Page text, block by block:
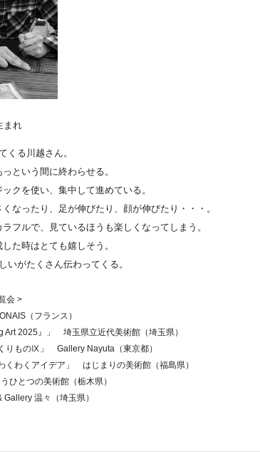
syu
障害者
センター
ま福祉会
まれ
くる川越さん。
という間に終わらせる。
クを使い、集中して進めている。
なったり、足が伸びたり、顔が伸びたり・・・。
フルで、見ているほうも楽しくなってしまう。
た時はとても嬉しそう。
いがたくさん伝わってくる。
会 >
（フランス）
2025』」 埼玉県立近代美術館（埼玉県）
りものⅨ」 Gallery Nayuta（東京都）
くわくアイデア」 はじまりの美術館（福島県）
とつの美術館（栃木県）
温々（埼玉県）